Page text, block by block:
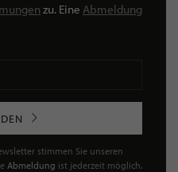
zu. Eine Abmeldung
stimmen Sie unseren
Abmeldung ist jederzeit möglich.